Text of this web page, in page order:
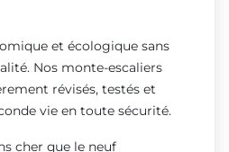
et écologique sans
Nos monte-escaliers
révisés, testés et
vie en toute sécurité.
cher que le neuf